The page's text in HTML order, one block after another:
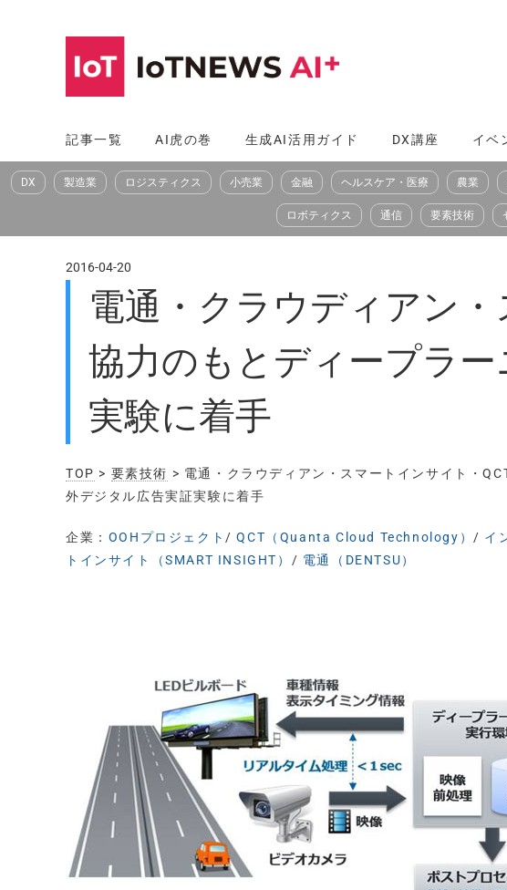
へ
ス
記事一覧 AI虎の巻 生成AI活用ガイド DX講座 イベ
DX 製造業 ロジスティクス 小売業 金融 ヘルスケア・医療 農業
ロボティクス 通信 要素技術
2016-04-20
電通・クラウディアン
協力のもとディープラ
実験に着手
TOP > 要素技術 > 電通・クラウディアン・スマートインサイト・
外デジタル広告実証実験に着手
企業： OOHプロジェクト /QCT（Quanta Cloud Technology） / イ
トインサイト（SMART INSIGHT） / 電通（DENTSU）